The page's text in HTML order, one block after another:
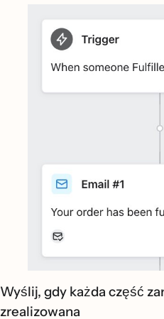
Wyślij, gdy każda część
zrealizowana